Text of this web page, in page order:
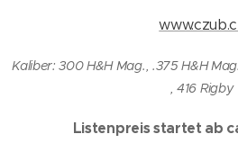
Kaliber: 300 H&H Mag., .375 H&H
, 416 Rigby
Listenpreis startet ab